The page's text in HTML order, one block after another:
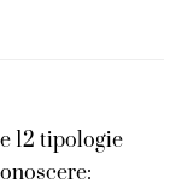
12 tipologie